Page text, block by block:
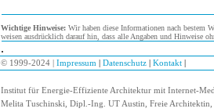
Wichtige Hinweise: Wir haben diese Informationen nach bestem
weisen ausdrücklich darauf hin, dass alle Angaben und Hinweise
.
© 1999-2024 | Impressum Datenschutz Kontakt
Institut für Energie-Effiziente Architektur mit Internet-
Melita Tuschinski, Dipl.-Ing. UT Austin, Freie Architektin,